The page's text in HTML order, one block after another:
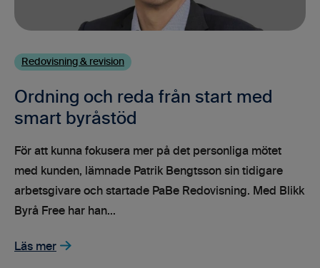
Redovisning & revision
Ordning och reda från start med
smart byråstöd
För att kunna fokusera mer på det personliga mötet
med kunden, lämnade Patrik Bengtsson sin tidigare
arbetsgivare och startade PaBe Redovisning. Med Blikk
Byrå Free har han...
Läs mer